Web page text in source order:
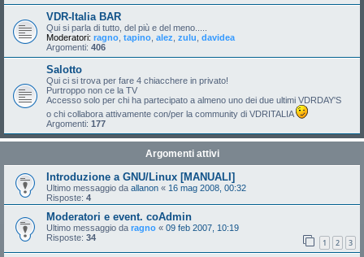
VDR-Italia BAR
Qui si parla di tutto, del più e del meno.....
Moderatori: ragno tapino alez zulu davidea
Argomenti: 406
Salotto
Qui ci si trova per fare 4 chiacchere in privato!
Purtroppo non ce la TV
Accesso solo per chi ha partecipato a almeno uno dei due ultimi VDRDAY'S
o chi collabora attivamente con/per la community di VDRITALIA
Argomenti: 177
Argomenti attivi
Introduzione a GNU/Linux [MANUALI]
Ultimo messaggio da allanon « 16 mag 2008, 00:32
Risposte: 4
Moderatori e event. coAdmin
Ultimo messaggio da ragno « 09 feb 2007, 10:19
Risposte: 34 1 2 3